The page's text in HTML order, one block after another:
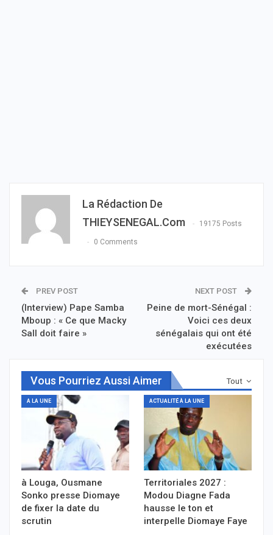
La Rédaction De
THIEYSENEGAL.com
19175 Posts
0 Comments
PREV POST
(Interview) Pape Samba
Mboup : « Ce que Macky
Sall doit faire »
NEXT POST
Peine de mort-Sénégal :
Voici ces deux
sénégalais qui ont été
exécutées
Tout
Vous Pourriez Aussi Aimer
A LA UNE
à Louga, Ousmane
Sonko presse Diomaye
de fixer la date du
scrutin
ACTUALITÉ À LA UNE
Territoriales 2027 :
Modou Diagne Fada
hausse le ton et
interpelle Diomaye Faye